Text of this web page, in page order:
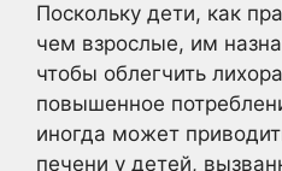
Поскольку дети, как
чем взрослые, им
чтобы облегчить
повышенное
иногда может
печени у детей,